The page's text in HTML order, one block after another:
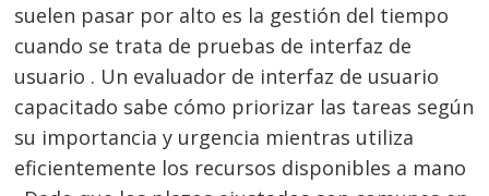
suelen pasar por alto es la gestión del tiempo
cuando se trata de pruebas de interfaz de
usuario . Un evaluador de interfaz de usuario
capacitado sabe cómo priorizar las tareas según
su importancia y urgencia mientras utiliza
eficientemente los recursos disponibles a mano